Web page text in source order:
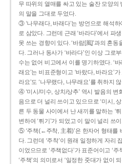
무 따위의 열매를 싸고 있는 술잔 모양의
의 말을 그대로 두었다.
③ ‘나무래다, 바래다’는 방언으로 해석하
로 삼았다. 그런데 근래 ‘바라다’에서 파
못 쓰는 경향이 있다. ‘바람[風]’과의 혼
다. 그러나 동사가 ‘바라다’인 이상 그로
수는 없어 비고에서 이를 명기하였다. ‘
래요’는 비표준형이고 ‘바랐다, 바라요’
라요’도 ‘나무랬다, 나무래요’를 취하지
④ ‘미시/미수, 상치/상추’ 역시 발음의 변
음으로 더 널리 쓰이고 있으므로 ‘미시,
른 두 동물 사이에서 난 새끼를 말하는 ‘튀
변하여 ‘튀기’가 되었고 이 말이 널리 쓰
⑤ ‘주책(←주착, 主着)’은 한자어 형태를
다. 그런데 ‘주착’이 원래 일정하게 자리
이었으므로 ‘주책없다’가 표준어이고 ‘
‘주책’의 의미로서 ‘일정한 줏대가 없이